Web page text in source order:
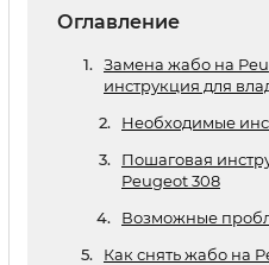
Оглавление
Замена жабо на
инструкция для
Необходимые
Пошаговая
Peugeot 308
Возможные
Как снять жабо на